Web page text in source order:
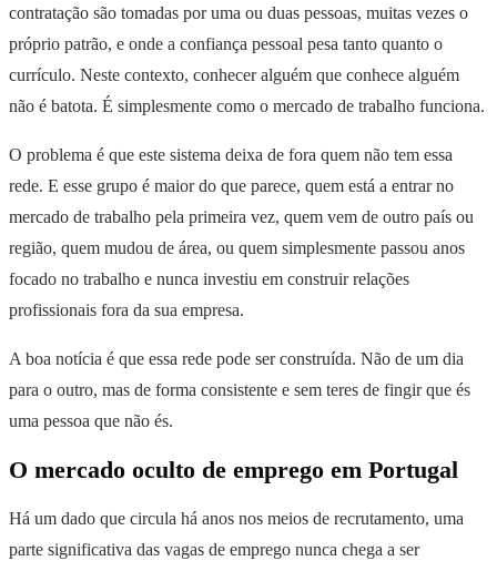
contratação são tomadas por uma ou duas pessoas, muitas vezes o
próprio patrão, e onde a confiança pessoal pesa tanto quanto o
currículo. Neste contexto, conhecer alguém que conhece alguém
não é batota. É simplesmente como o mercado de trabalho funciona.
O problema é que este sistema deixa de fora quem não tem essa
rede. E esse grupo é maior do que parece, quem está a entrar no
mercado de trabalho pela primeira vez, quem vem de outro país ou
região, quem mudou de área, ou quem simplesmente passou anos
focado no trabalho e nunca investiu em construir relações
profissionais fora da sua empresa.
A boa notícia é que essa rede pode ser construída. Não de um dia
para o outro, mas de forma consistente e sem teres de fingir que és
uma pessoa que não és.
O mercado oculto de emprego em Portugal
Há um dado que circula há anos nos meios de recrutamento, uma
parte significativa das vagas de emprego nunca chega a ser